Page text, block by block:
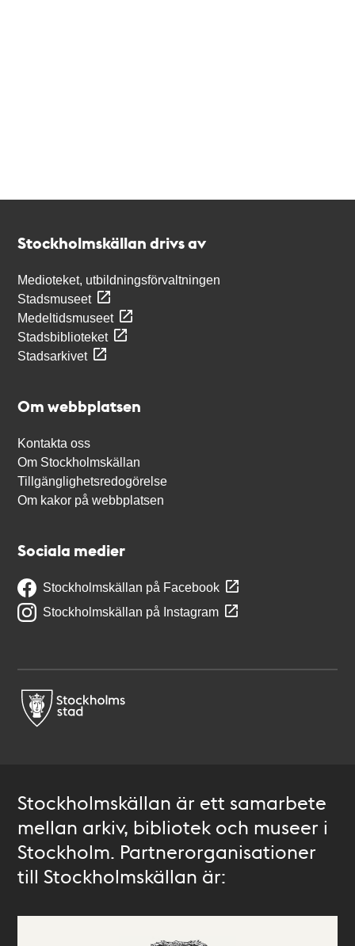
Stockholmskällan drivs av
Medioteket, utbildningsförvaltningen
Stadsmuseet
Medeltidsmuseet
Stadsbiblioteket
Stadsarkivet
Om webbplatsen
Kontakta oss
Om Stockholmskällan
Tillgänglighetsredogörelse
Om kakor på webbplatsen
Sociala medier
Stockholmskällan på Facebook
Stockholmskällan på Instagram
Stockholmskällan är ett samarbete
mellan arkiv, bibliotek och museer i
Stockholm. Partnerorganisationer
till Stockholmskällan är: